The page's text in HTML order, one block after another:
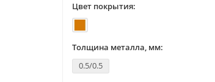
Цвет покрытия:
Толщина металла, мм:
0.5/0.5